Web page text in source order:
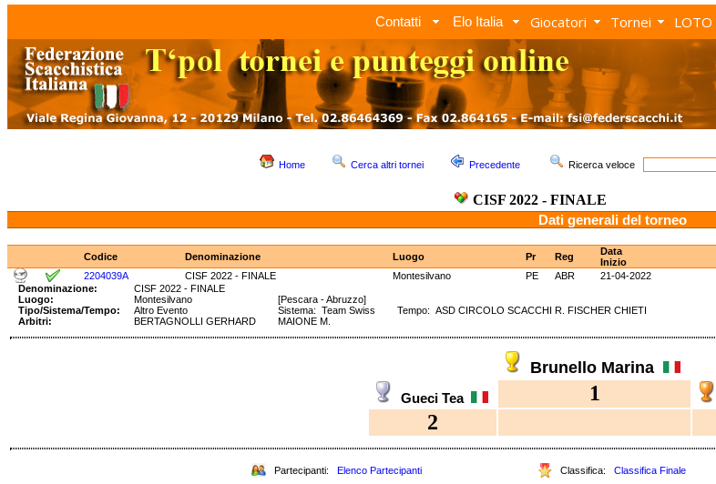
Contatti Elo Italia Giocatori Tornei LOTO
Home Cerca altri tornei Precedente Ricerca veloce
CISF 2022 - FINALE
Dati generali del torneo
Codice Denominazione Luogo Pr Reg
Data
Inizio
2204039A
CISF 2022 - FINALE Montesilvano PE ABR 21-04-2022
Denominazione:
CISF 2022 - FINALE
Luogo:
Montesilvano
[Pescara - Abruzzo]
Tipo/Sistema/Tempo:
Altro Evento
Sistema: Team Swiss Tempo: ASD CIRCOLO SCACCHI R. FISCHER CHIETI
Arbitri:
BERTAGNOLLI GERHARD MAIONE M.
Brunello Marina
Gueci Tea 1
2
Partecipanti: Elenco Partecipanti Classifica: Classifica Finale